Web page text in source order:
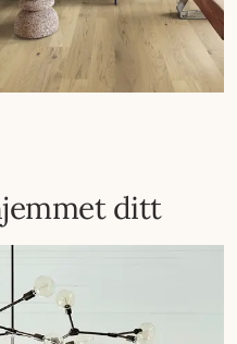
ditt